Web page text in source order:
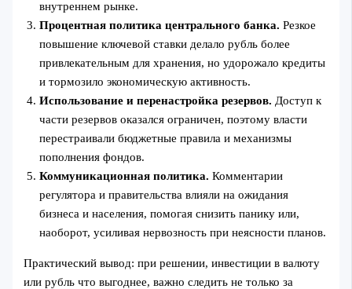
внутреннем рынке.
Процентная политика центрального банка. Резкое
повышение ключевой ставки делало рубль более
привлекательным для хранения, но удорожало кредиты
и тормозило экономическую активность.
Использование и перенастройка резервов. Доступ к
части резервов оказался ограничен, поэтому власти
перестраивали бюджетные правила и механизмы
пополнения фондов.
Коммуникационная политика. Комментарии
регулятора и правительства влияли на ожидания
бизнеса и населения, помогая снизить панику или,
наоборот, усиливая нервозность при неясности планов.
Практический вывод: при решении, инвестиции в валюту
или рубль что выгоднее, важно следить не только за